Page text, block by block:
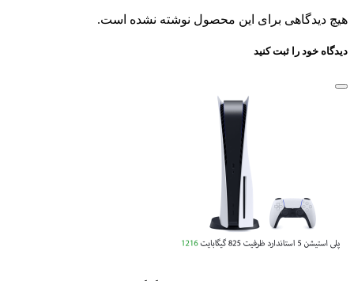
هیچ دیدگاهی برای این محصول نوشته نشده است.
دیدگاه خود را ثبت کنید